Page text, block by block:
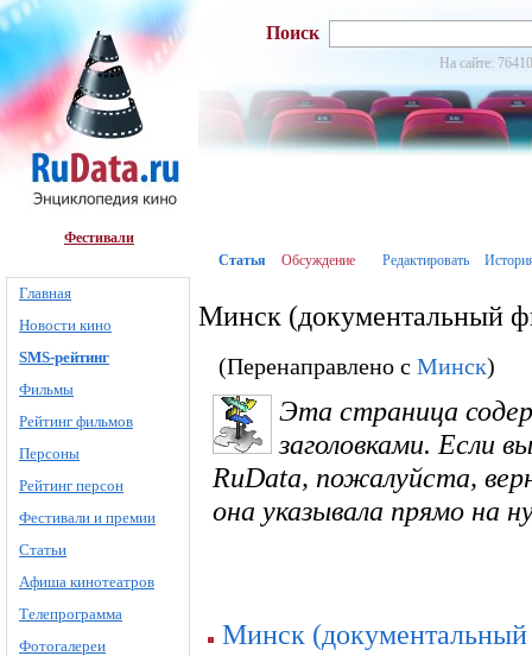
Фестивали
Главная
Новости кино
SMS-рейтинг
Фильмы
Рейтинг фильмов
Персоны
Рейтинг персон
Фестивали и премии
Статьи
Афиша кинотеатров
Телепрограмма
Фотогалереи
Поиск
На сайте:
Статья Обсуждение Редактировать
Минск (документальный
(Перенаправлено с Минск)
Эта страница
заголовками. Если
RuData, пожалуйста,
она указывала прямо на
Минск